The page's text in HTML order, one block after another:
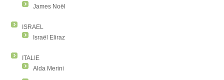
James Noël
ISRAEL
Israël Eliraz
ITALIE
Alda Merini